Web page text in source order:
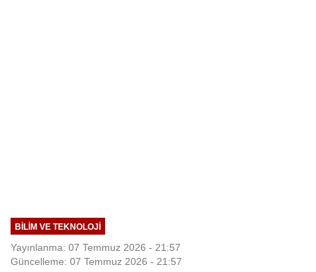
BILIM VE TEKNOLOJI
Yayınlanma: 07 Temmuz 2026 - 21:57
Güncelleme: 07 Temmuz 2026 - 21:57